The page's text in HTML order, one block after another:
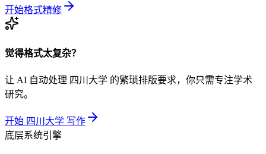
开始格式精修
觉得格式太复杂？
让 AI 自动处理 四川大学 的繁琐排版要求，你只需专注学术
研究。
开始 四川大学 写作
底层系统引擎